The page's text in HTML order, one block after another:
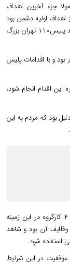
جزء آخرین اهداف
عادی هستند، اما در جنگ ۱۲ روزه پلیس یکی از اهداف اولیه دشمن بود
و در ضمن حملات دشمن قریب به ۱۵۰ نفر از نیروهای پلیس به شهادت رسیدند. و اولین جایی که حمله کردند پلیس۱۱۰ تهران بزرگ
و با اقدامات پلیس
اقدام انجام شود،
بود که مردم به این
مومنی هم‌چنین با اشاره به ارائه خدمات عمومی اظهار داشت: در همان روز نخست دوات جلسه گذاشت و ۴ کارگروه در این زمینه
وظایف آن بود و شاهد
استفاده شود.
در این شرایط